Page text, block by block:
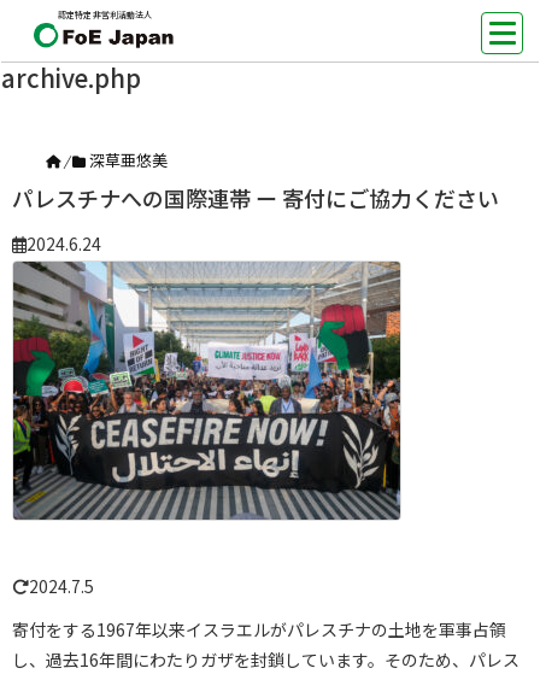
認定特定非営利活動法人
archive.php
/ 深草亜悠美
パレスチナへの国際連帯 ー 寄付にご協力ください
2024.6.24
2024.7.5
寄付をする1967年以来イスラエルがパレスチナの土地を軍事占領
し、過去16年間にわたりガザを封鎖しています。そのため、パレス